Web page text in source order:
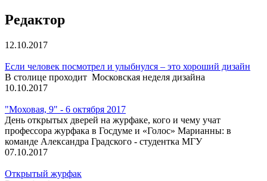
Редактор
12.10.2017
Если человек посмотрел и улыбнулся – это хороший дизайн
В столице проходит Московская неделя дизайна
10.10.2017
"Моховая, 9" - 6 октября 2017
День открытых дверей на журфаке, кого и чему учат
профессора журфака в Госдуме и «Голос» Марианны: в
команде Александра Градского - студентка МГУ
07.10.2017
Открытый журфак